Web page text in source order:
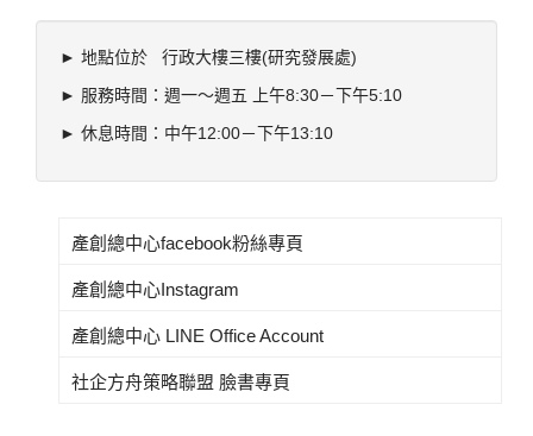
► 地點位於 行政大樓三樓(研究發展處)
► 服務時間：週一～週五 上午8:30－下午5:10
► 休息時間：中午12:00－下午13:10
產創總中心facebook粉絲專頁
產創總中心Instagram
產創總中心 LINE Office Account
社企方舟策略聯盟 臉書專頁